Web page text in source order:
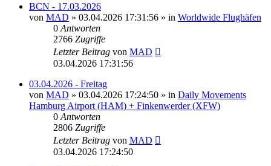
BCN - 17.03.2026
von MAD » 03.04.2026 17:31:56 » in Worldwide Flughäfen
0 Antworten
2766 Zugriffe
Letzter Beitrag von MAD
03.04.2026 17:31:56
03.04.2026 - Freitag
von MAD » 03.04.2026 17:24:50 » in Daily Movements
Hamburg Airport (HAM) + Finkenwerder (XFW)
0 Antworten
2806 Zugriffe
Letzter Beitrag von MAD
03.04.2026 17:24:50